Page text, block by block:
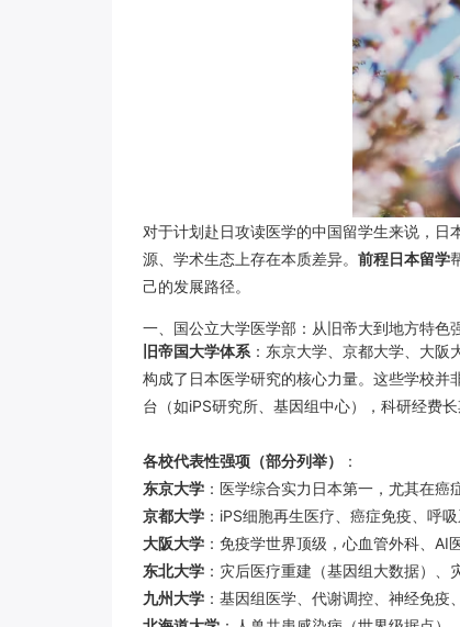
对于计划赴日攻读医学的中国留学生来说，日
源、学术生态上存在本质差异。 前程日本留学
己的发展路径。
一、国公立大学医学部：从旧帝大到地方特色
旧帝国大学体系 ：东京大学、京都大学、大
构成了日本医学研究的核心力量。这些学校
台（如iPS研究所、基因组中心），科研经费
各校代表性强项（部分列举）
：
东京大学 ：医学综合实力日本第一，尤其在癌
京都大学 ：iPS细胞再生医疗、癌症免疫、呼
大阪大学 ：免疫学世界顶级，心血管外科、AI
东北大学 ：灾后医疗重建（基因组大数据）、
九州大学 ：基因组医学、代谢调控、神经免疫